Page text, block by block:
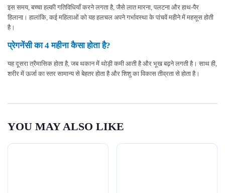
इस समय, बच्चा हल्की गतिविधियाँ करने लगता है, जैसे लात मारना, पलटना और हाथ-पैर
हिलाना। हालांकि, कई महिलाओं को यह हलचल अपने गर्भावस्था के पांचवें महीने में महसूस होती
है।
प्रेगनेंसी का 4 महीना कैसा होता है?
यह दूसरा त्रैमासिक होता है, जब थकान में थोड़ी कमी आती है और भूख बढ़ने लगती है। साथ ही,
शरीर में ऊर्जा का स्तर सामान्य से बेहतर होता है और शिशु का विकास तीव्रता से होता है।
YOU MAY ALSO LIKE